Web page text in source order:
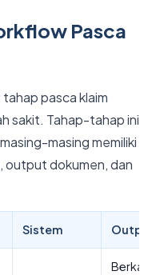
Pasca
pasca klaim
sakit. Tahap-tahap ini
masing memiliki
output dokumen, dan
Sistem
Berkas